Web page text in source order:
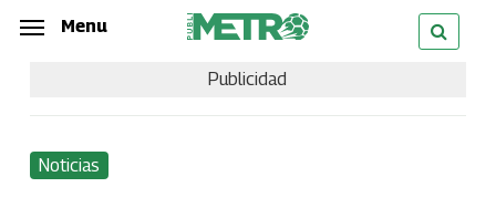
Skip
content
Menu
Publicidad
Noticias
Menu